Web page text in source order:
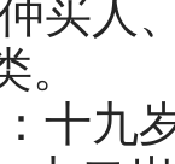
买人
十九